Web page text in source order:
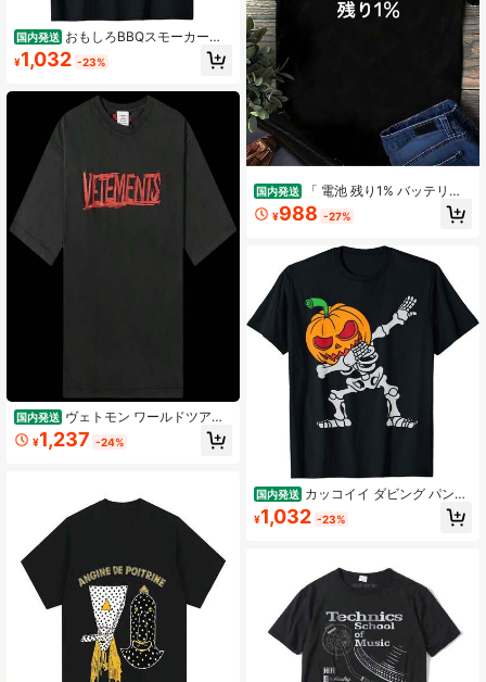
国内発送 おもしろBBQスモーカーグ
リルマスター レジェンドバーベキュ
ーグリルマスター Tシャツ
¥1,032 -23%
国内発送 ヴェトモン ワールドツアー
ロゴTシャツ、ウォッシュドブラック
¥1,237 -24%
国内発送
「 電池 残り1% バッテリー
電池切れ」おもしろ 筆文字!服の背面
に面白い文字入りシャツ
¥988 -27%
国内発送 カッコイイ ダビング パンプ
キン スケルトン ゾンビ 目 ハローウ
ィーン ゴシック Tシャツ
¥1,032 -23%